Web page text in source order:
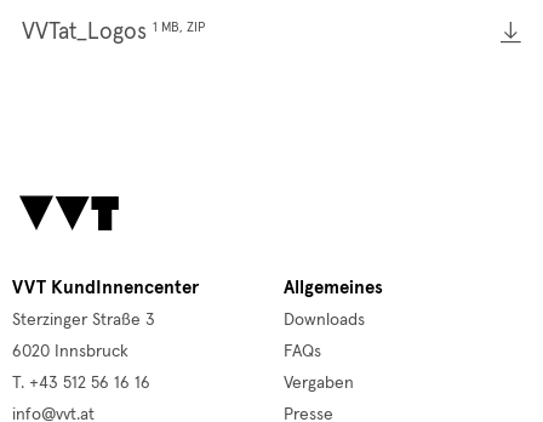
VVTat_Logos 1 MB, ZIP
VVT KundInnencenter
Sterzinger Straße 3
6020 Innsbruck
T. +43 512 56 16 16
info@vvt.at
Allgemeines
Downloads
FAQs
Vergaben
Presse